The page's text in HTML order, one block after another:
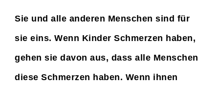
Sie und alle anderen Menschen sind für
sie eins. Wenn Kinder Schmerzen haben,
gehen sie davon aus, dass alle Menschen
diese Schmerzen haben. Wenn ihnen